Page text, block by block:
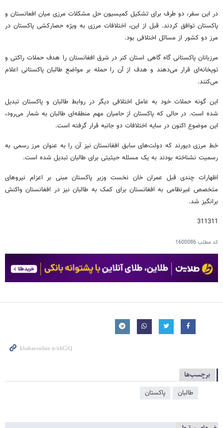
در این سفر، دو طرف برای تشکیل کمیسیون حل مشکلات مرزی میان افعانستان و
پاکستان توافق کردند. قبل از این، اختلافات مرزی به ویژه حصارکشی پاکستان در
مرز دو کشور از مسائل اختلافی بود.
مرزبانان پاکستانی گاه گاهی استان کنر در شرق افغانستان را هدف حملات راکتی و
توپخانه‌ای قرار می‌دهند و هدف از آن را حمله بر مواضع طالبان پاکستانی اعلام
می‌کنند.
این گونه حملات خود به عامل اختلافی دیگر در روابط طالبان و پاکستان تبدیل
شده است. در حالی که پاکستان از حامیان مهم منطقه‌ای طالبان به شمار می‌رود،
این موضوع اکنون در سایه اختلافات دو جانبه قرار گرفته است.
خط مرزی دیورند که دولت‌های سابق افغانستان نیز آن را به عنوان مرز رسمی به
رسمیت نشناخته بودند به یک مسئله حیثیتی برای طالبان تبدیل شده است.
اظهارات چندی قبل عمران خان نخست وزیر پاکستان مبنی بر اعزام نیروهای
متخصص غیرنظامی به افغانستان برای کمک به طالبان نیز در افغانستان واکنش
برانگیز شد.
311311
کد مطلب1600086
برچسب‌ها
طالبان پاکستان